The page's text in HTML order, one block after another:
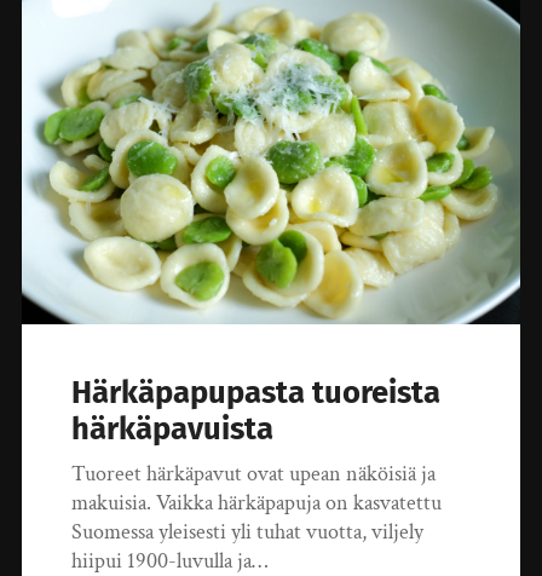
Härkäpapupasta tuoreista
härkäpavuista
Tuoreet härkäpavut ovat upean näköisiä ja
makuisia. Vaikka härkäpapuja on kasvatettu
Suomessa yleisesti yli tuhat vuotta, viljely
hiipui 1900-luvulla ja…